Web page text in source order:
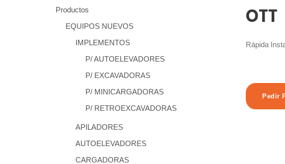
Productos
EQUIPOS NUEVOS
IMPLEMENTOS
P/ AUTOELEVADORES
P/ EXCAVADORAS
P/ MINICARGADORAS
P/ RETROEXCAVADORAS
APILADORES
AUTOELEVADORES
CARGADORAS
OTT
Rápida
Pedir